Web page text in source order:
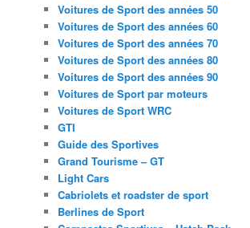
Voitures de Sport des années 50
Voitures de Sport des années 60
Voitures de Sport des années 70
Voitures de Sport des années 80
Voitures de Sport des années 90
Voitures de Sport par moteurs
Voitures de Sport WRC
GTI
Guide des Sportives
Grand Tourisme – GT
Light Cars
Cabriolets et roadster de sport
Berlines de Sport